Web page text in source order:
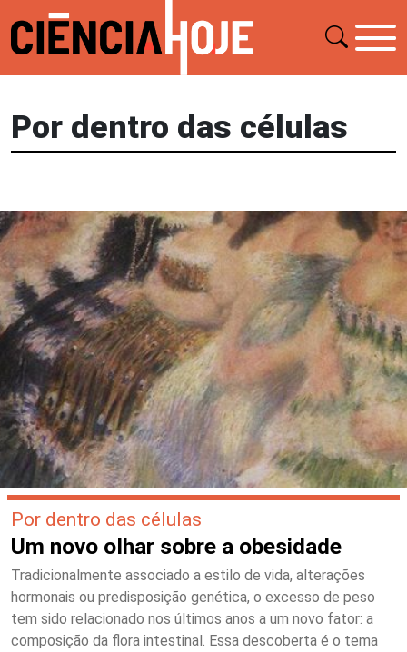
Por dentro das células
Por dentro das células
Um novo olhar sobre a obesidade
Tradicionalmente associado a estilo de vida, alterações
hormonais ou predisposição genética, o excesso de peso
tem sido relacionado nos últimos anos a um novo fator: a
composição da flora intestinal. Essa descoberta é o tema